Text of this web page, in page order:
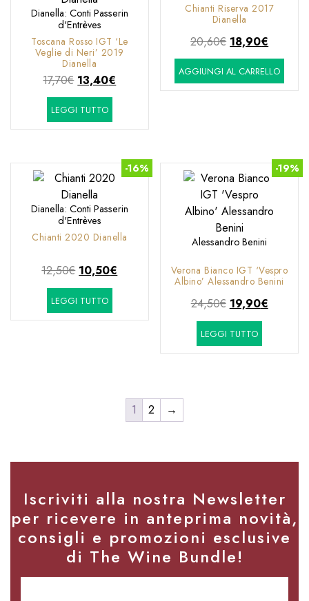
Dianella: Conti Passerin
d'Entrèves
Toscana Rosso IGT ‘Le
Veglie di Neri’ 2019
Dianella
17,70€ Il
prezzo
originale
era:
13,40€
è:
LEGGI TUTTO
Chianti Riserva 2017
Dianella
20,60€ Il
prezzo
originale
era:
18,90€
prezzo
attuale
è:
AGGIUNGI AL CARRELLO
-16%
Dianella: Conti Passerin
d'Entrèves
Chianti 2020 Dianella
12,50€ Il
prezzo
originale
era:
10,50€
è:
LEGGI TUTTO
-19%
Alessandro Benini
Verona Bianco IGT ‘Vespro
Albino’ Alessandro Benini
24,50€ Il
prezzo
originale
era:
19,90€Il
è:
LEGGI TUTTO
1 2 →
Iscriviti alla nostra Newsletter
per ricevere in anteprima novità,
consigli e promozioni esclusive
di The Wine Bundle!